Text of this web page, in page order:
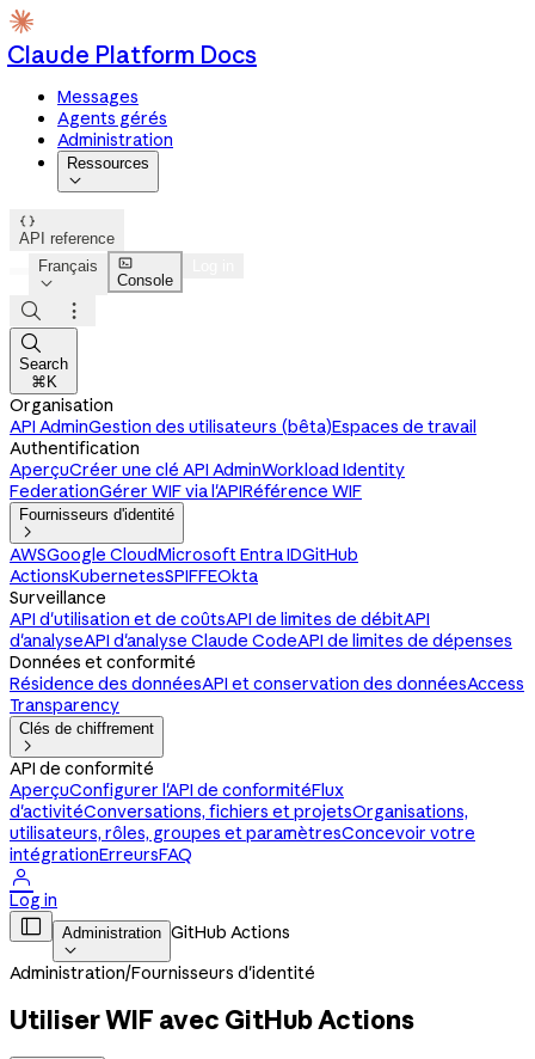
Claude Platform Docs
Messages
Agents gérés
Administration
Ressources


API reference
Français


Console



Search
⌘K
Organisation
API AdminGestion des utilisateurs (bêta)Espaces de travail
Authentification
AperçuCréer une clé API AdminWorkload Identity
FederationGérer WIF via l'APIRéférence WIF
Fournisseurs d'identité

AWSGoogle CloudMicrosoft Entra IDGitHub
ActionsKubernetesSPIFFEOkta
Surveillance
API d'utilisation et de coûtsAPI de limites de débitAPI
d'analyseAPI d'analyse Claude CodeAPI de limites de dépenses
Données et conformité
Résidence des donnéesAPI et conservation des donnéesAccess
Transparency
Clés de chiffrement

API de conformité
AperçuConfigurer l'API de conformitéFlux
d'activitéConversations, fichiers et projetsOrganisations,
utilisateurs, rôles, groupes et paramètresConcevoir votre
intégrationErreursFAQ

Log in
 Administration

GitHub Actions
Administration/Fournisseurs d'identité
Utiliser WIF avec GitHub Actions